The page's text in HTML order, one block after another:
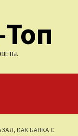
КАК БАНКА С